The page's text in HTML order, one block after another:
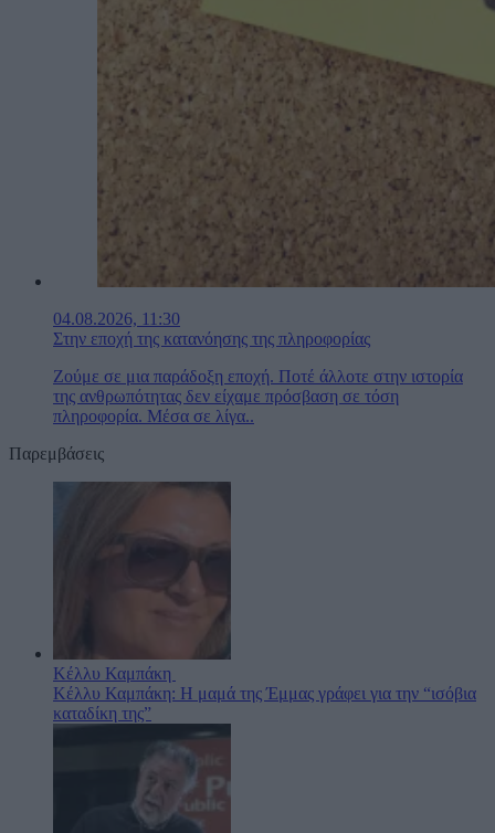
04.08.2026, 11:30
Στην εποχή της κατανόησης της πληροφορίας
Ζούμε σε μια παράδοξη εποχή. Ποτέ άλλοτε στην ιστορία
της ανθρωπότητας δεν είχαμε πρόσβαση σε τόση
πληροφορία. Μέσα σε λίγα..
Παρεμβάσεις
Κέλλυ Καμπάκη
Κέλλυ Καμπάκη: Η μαμά της Έμμας γράφει για την “ισόβια
καταδίκη της”